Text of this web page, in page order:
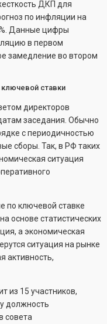
ДКП для
по инфляции на
Данные цифры
в первом
замедление во втором
ставки
директоров
заседания. Обычно
с периодичностью
сборы. Так, в РФ таких
ситуация
по ключевой ставке
основе статистических
а экономическая
ситуация на рынке
активность,
из 15 участников,
должность
совета